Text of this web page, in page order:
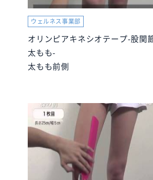
ウェルネス事業部
オリンピアキネシオテープ-股関
太もも-
太もも前側